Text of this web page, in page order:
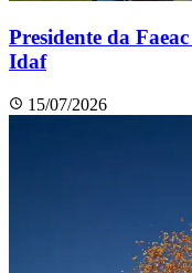
Presidente da
Idaf
15/07/2026